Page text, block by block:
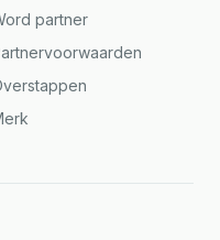
partner